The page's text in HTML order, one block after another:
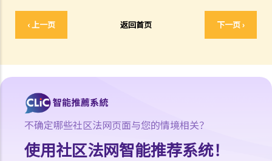
‹ 上一页 返回首页 下一页 ›
2. 如法定要求偿债书不能送交到T先生手上，又或他蓄意逃避接收此偿
3. 除必须有效地将法定要求偿债书送交 T先生，ABC银行还须符合甚么
4. 于破产呈请之法庭聆讯中，T先生表示因长期逗留于中国大陆，而没
有收到法定要求偿债书，并只于聆讯前两日才收到有关破产呈请书。T
先生可否藉此向法庭请求暂停或撤销诉讼？
5. 如法庭向 T先生颁布破产令，他会面对甚么后果？
不确定哪些社区法网页面与您的情境相关？
使用社区法网智能推荐系统！